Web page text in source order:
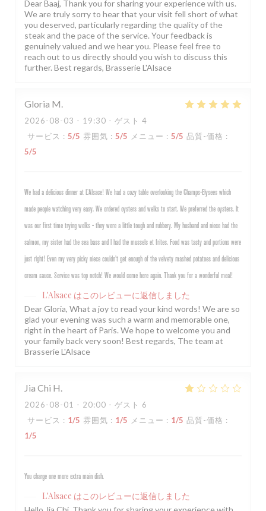
Dear Baaj, Thank you for sharing your experience with us.
We are truly sorry to hear that your visit fell short of what
you deserved, particularly regarding the quality of the
steak and the pace of the service. Your feedback is
genuinely valued and we hear you. Please feel free to
reach out to us directly should you wish to discuss this
further. Best regards, Brasserie L'Alsace
Gloria M
2026-08-03 - 19:30 - ゲスト 4
サービス : 5/5 雰囲気 : 5/5 メニュー : 5/5 品質-価格 :
5/5
We had a delicious dinner at L’Alsace! We had a cozy table overlooking the Champs-Elysees which
made people watching very easy. We ordered oysters and welks to start. We preferred the oysters. It
was our first time trying welks - they were a little tough and rubbery. My husband and niece had the
salmon, my sister had the sea bass and I had the mussels et frites. Food was tasty and portions were
just right! Even my very picky niece couldn’t get enough of the velvety mashed potatoes and delicious
cream sauce. Service was top notch! We would come here again. Thank you for a wonderful meal!
L'Alsace はこのレビューに返信しました
Dear Gloria, What a joy to read your kind words! We are so
glad your evening was such a warm and memorable one,
right in the heart of Paris. We hope to welcome you and
your family back very soon! Best regards, The team at
Brasserie L'Alsace
Jia Chi H
2026-08-01 - 20:00 - ゲスト 6
サービス : 1/5 雰囲気 : 1/5 メニュー : 1/5 品質-価格 :
1/5
You charge one more extra main dish.
L'Alsace はこのレビューに返信しました